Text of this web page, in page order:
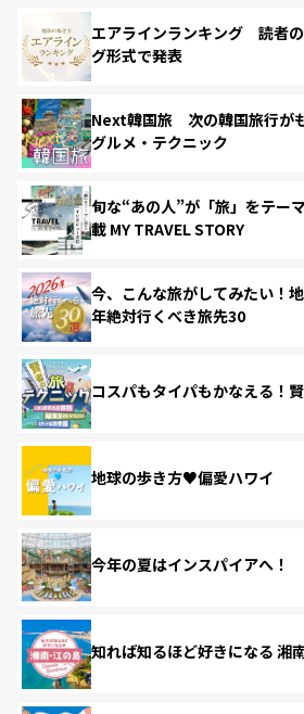
エアラインランキング 読者
グ形式で発表
Next韓国旅 次の韓国旅行が
グルメ・テクニック
旬な“あの人”が「旅」をテー
載 MY TRAVEL STORY
今、こんな旅がしてみたい！
年絶対行くべき旅先30
コスパもタイパもかなえる！
地球の歩き方♥偏愛ハワイ
今年の夏はインスパイアへ！
知れば知るほど好きになる 湘